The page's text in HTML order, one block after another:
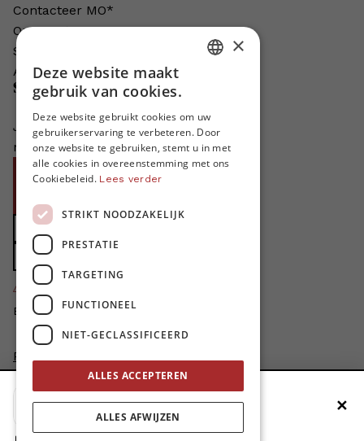
Contacteer MO*
Onze auteurs
Schrijven voor MO*?
Adverteren in MO*
Steun MO*
Je helpt ons groeien. MO* bestaat
niet zonder jouw steun!
Doe een gift
Zet MO* in uw testament
4424
Bedankt voor jullie steun!
Privacybeleid
Disclaimer
AI Charter
Cookievoorkeuren aanpassen
site by
Voeg MO* toe aan je beginscherm ✕
1. Druk op de deelknop
ENGLISH
×
Deze website maakt
gebruik van cookies.
Deze website gebruikt cookies om uw
gebruikerservaring te verbeteren. Door
onze website te gebruiken, stemt u in met
alle cookies in overeenstemming met ons
Cookiebeleid. Lees verder
STRIKT NOODZAKELIJK
PRESTATIE
TARGETING
FUNCTIONEEL
NIET-GECLASSIFICEERD
ALLES ACCEPTEREN
ALLES AFWIJZEN